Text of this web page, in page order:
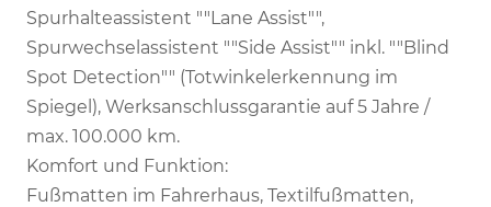
Spurhalteassistent ""Lane Assist"",
Spurwechselassistent ""Side Assist"" inkl. ""Blind
Spot Detection"" (Totwinkelerkennung im
Spiegel), Werksanschlussgarantie auf 5 Jahre /
max. 100.000 km.
Komfort und Funktion:
Fußmatten im Fahrerhaus, Textilfußmatten,